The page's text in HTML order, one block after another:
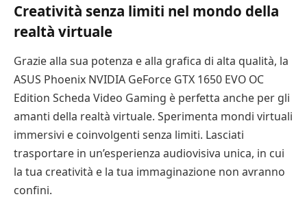
Creatività senza limiti nel mondo della
realtà virtuale
Grazie alla sua potenza e alla grafica di alta qualità, la
ASUS Phoenix NVIDIA GeForce GTX 1650 EVO OC
Edition Scheda Video Gaming è perfetta anche per gli
amanti della realtà virtuale. Sperimenta mondi virtuali
immersivi e coinvolgenti senza limiti. Lasciati
trasportare in un’esperienza audiovisiva unica, in cui
la tua creatività e la tua immaginazione non avranno
confini.